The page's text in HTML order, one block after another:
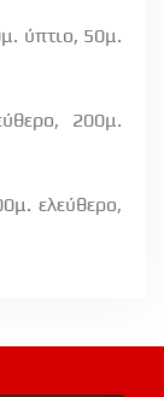
ύπτιο, 50μ.
200μ.
ελεύθερο,